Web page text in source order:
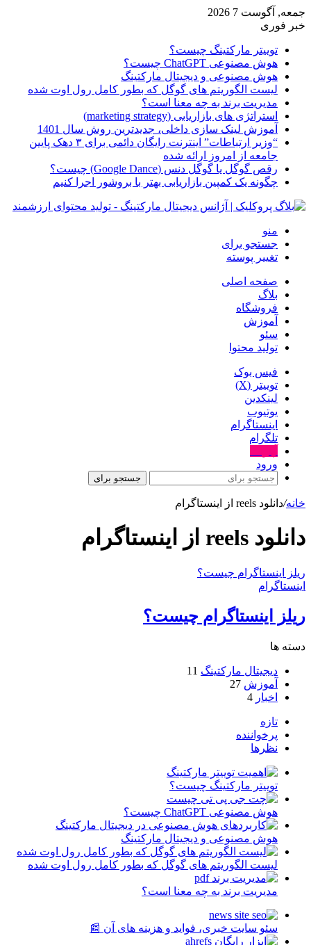
جمعه, آگوست 7 2026
خبر فوری
توییتر مارکتینگ چیست؟
هوش مصنوعی ChatGPT چیست؟
هوش مصنوعی و دیجیتال مارکتینگ
لیست الگوریتم های گوگل که بطور کامل رول اوت شده
مدیریت برند به چه معنا است؟
استراتژی های بازاریابی (marketing strategy)
آموزش لینک سازی داخلی، جدیدترین روش سال 1401
“وزیر ارتباطات” اینترنت رایگان دائمی برای ۳ دهک پایین
جامعه از امروز ارائه شده
رقص گوگل یا گوگل دنس (Google Dance) چیست؟
چگونه یک کمپین بازاریابی بهتر با بروشور اجرا کنیم
منو
جستجو برای
تغییر پوسته
صفحه اصلی
بلاگ
فروشگاه
آموزش
سئو
تولید محتوا
فیس بوک
توییتر (X)
لینکدین
یوتیوب
اینستاگرام
تلگرام
ورود
جستجو برای
خانه/دانلود reels از اینستاگرام
دانلود reels از اینستاگرام
ریلز اینستاگرام چیست؟
اینستاگرام
ریلز اینستاگرام چیست؟
دسته ها
دیجیتال مارکتینگ 11
آموزش 27
اخبار 4
تازه
پرخواننده
نظرها
توییتر مارکتینگ چیست؟
هوش مصنوعی ChatGPT چیست؟
هوش مصنوعی و دیجیتال مارکتینگ
لیست الگوریتم های گوگل که بطور کامل رول اوت شده
مدیریت برند به چه معنا است؟
سئو سایت خبری، فواید و هزینه های آن 📰